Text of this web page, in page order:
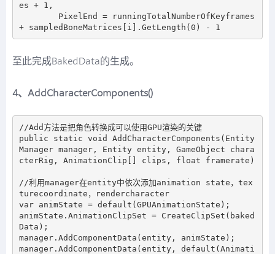
es + 1,
至此完成BakedData的生成。
4、AddCharacterComponents()
//Add方法是把角色转换成可以使用GPU渲染的关键
public static void AddCharacterComponents(Entity
Manager manager, Entity entity, GameObject chara
cterRig, AnimationClip[] clips, float framerate)
//利用manager在entity中依次添加animation state，tex
turecoordinate，rendercharacter
var animState = default(GPUAnimationState);
animState.AnimationClipSet = CreateClipSet(baked
Data);
manager.AddComponentData(entity, animState);
manager.AddComponentData(entity, default(Animati